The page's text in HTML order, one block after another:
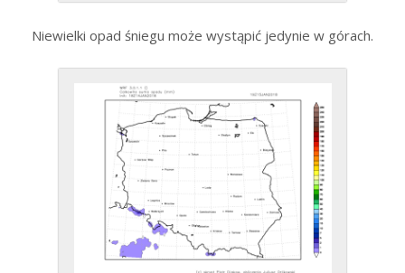
Niewielki opad śniegu może wystąpić jedynie w górach.